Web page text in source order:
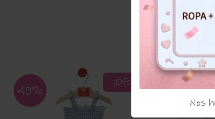
¡Oferta!
40% 58%
Nos